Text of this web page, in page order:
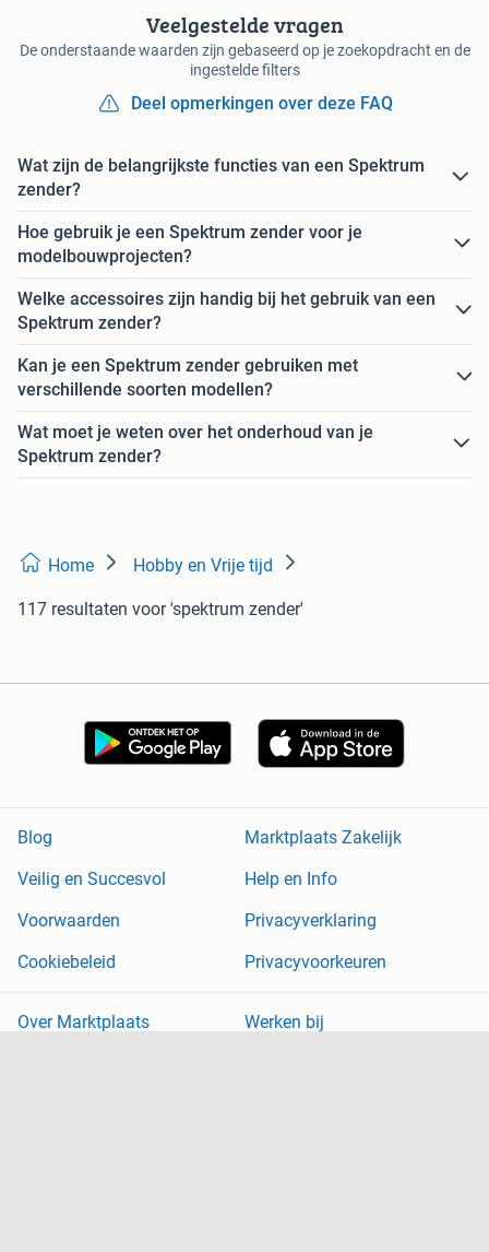
Veelgestelde vragen
De onderstaande waarden zijn gebaseerd op je zoekopdracht en de
ingestelde filters
Deel opmerkingen over deze FAQ
Wat zijn de belangrijkste functies van een Spektrum
zender?
Hoe gebruik je een Spektrum zender voor je
modelbouwprojecten?
Welke accessoires zijn handig bij het gebruik van een
Spektrum zender?
Kan je een Spektrum zender gebruiken met
verschillende soorten modellen?
Wat moet je weten over het onderhoud van je
Spektrum zender?
Home Hobby en Vrije tijd
117 resultaten voor 'spektrum zender'
Blog
Marktplaats Zakelijk
Veilig en Succesvol
Help en Info
Voorwaarden
Privacyverklaring
Cookiebeleid
Privacyvoorkeuren
Over Marktplaats
Werken bij